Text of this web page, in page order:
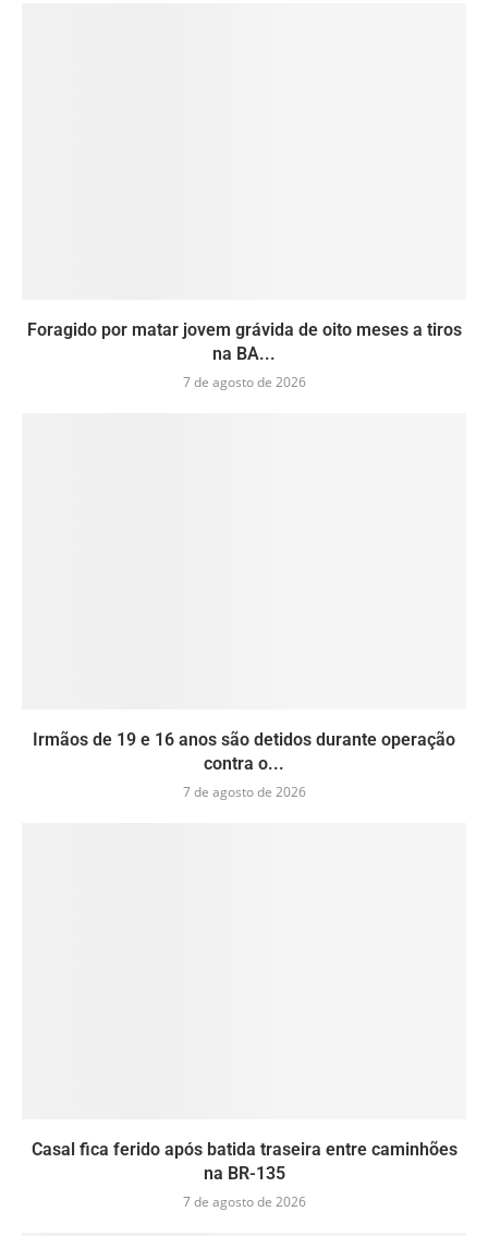
Foragido por matar jovem grávida de oito meses a tiros
na BA...
7 de agosto de 2026
Irmãos de 19 e 16 anos são detidos durante operação
contra o...
7 de agosto de 2026
Casal fica ferido após batida traseira entre caminhões
na BR-135
7 de agosto de 2026